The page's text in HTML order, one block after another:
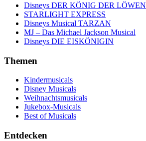
Disneys DER KÖNIG DER LÖWEN
STARLIGHT EXPRESS
Disneys Musical TARZAN
MJ – Das Michael Jackson Musical
Disneys DIE EISKÖNIGIN
Themen
Kindermusicals
Disney Musicals
Weihnachtsmusicals
Jukebox-Musicals
Best of Musicals
Entdecken